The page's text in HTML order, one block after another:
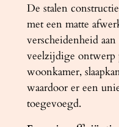
a
l
De stalen
met een matte
verscheidenheid
veelzijdige ontwerp
woonkamer,
waardoor er een
toegevoegd.